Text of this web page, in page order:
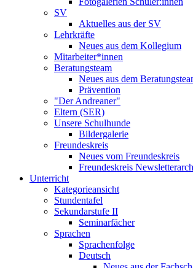
SV
Aktuelles aus der SV
Lehrkräfte
Neues aus dem Kollegium
Mitarbeiter*innen
Beratungsteam
Neues aus dem
Prävention
"Der Andreaner"
Eltern (SER)
Unsere Schulhunde
Bildergalerie
Freundeskreis
Neues vom Freundeskreis
Freundeskreis
Unterricht
Kategorieansicht
Stundentafel
Sekundarstufe II
Seminarfächer
Sprachen
Sprachenfolge
Deutsch